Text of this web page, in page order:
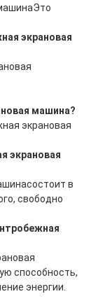
Это
экрановая
машина?
экрановая
экрановая
состоит в
свободно
способность,
энергии.